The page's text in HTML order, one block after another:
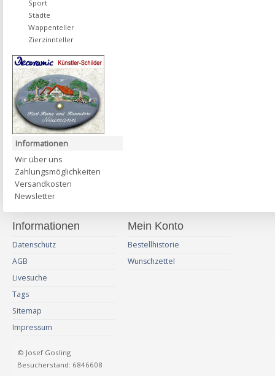
Sport
Städte
Wappenteller
Zierzinnteller
Informationen
Wir über uns
Zahlungsmöglichkeiten
Versandkosten
Newsletter
Informationen
Datenschutz
AGB
Livesuche
Tags
Sitemap
Impressum
Mein Konto
Bestellhistorie
Wunschzettel
© Josef Gosling
Besucherstand: 6846608